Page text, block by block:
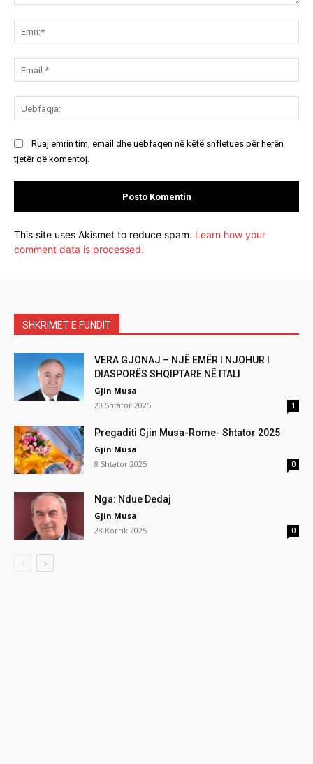
Ruaj emrin tim, email dhe uebfaqen në këtë shfletues për herën
tjetër që komentoj.
This site uses Akismet to reduce spam. Learn how your
comment data is processed.
SHKRIMET E FUNDIT
VERA GJONAJ – NJË EMËR I NJOHUR I
DIASPORËS SHQIPTARE NË ITALI
Gjin Musa
20 Shtator 2025
1
Pregaditi Gjin Musa-Rome- Shtator 2025
Gjin Musa
8 Shtator 2025
0
Nga: Ndue Dedaj
Gjin Musa
28 Korrik 2025
0